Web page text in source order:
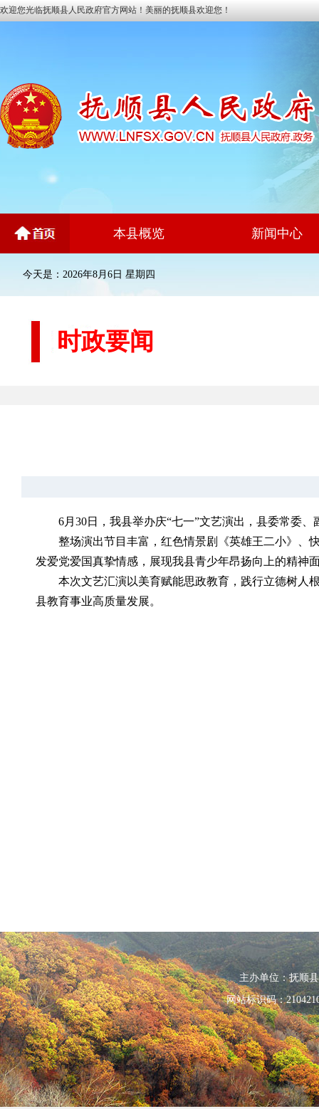
欢迎您光临抚顺县人民政府官方网站！美丽的抚顺县欢迎您！
本县概览 新闻中心
今天是：2026年8月6日 星期四
时政要闻
6月30日，我县举办庆“七一”文艺演出，县委常委
整场演出节目丰富，红色情景剧《英雄王二小》、
发爱党爱国真挚情感，展现我县青少年昂扬向上的精神
本次文艺汇演以美育赋能思政教育，践行立德树人
县教育事业高质量发展。
主办单位：抚顺
网站标识码：